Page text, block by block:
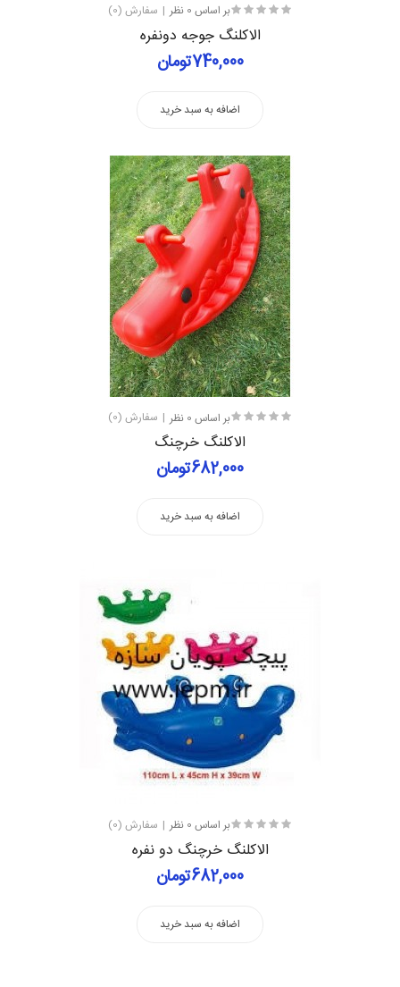
بر اساس 0 نظر سفارش (0)
الاکلنگ جوجه دونفره
740,000تومان
اضافه به سبد خرید
بر اساس 0 نظر سفارش (0)
الاکلنگ خرچنگ
682,000تومان
اضافه به سبد خرید
بر اساس 0 نظر سفارش (0)
الاکلنگ خرچنگ دو نفره
682,000تومان
اضافه به سبد خرید